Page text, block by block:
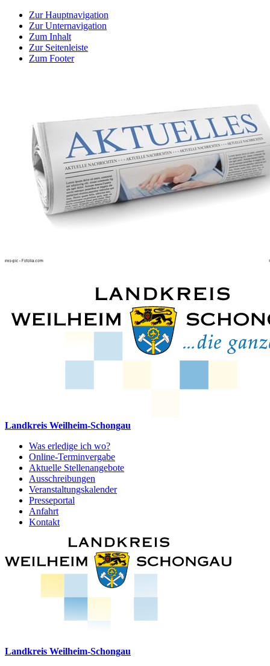
Zur Hauptnavigation
Zur Unternavigation
Zum Inhalt
Zur Seitenleiste
Zum Footer
Landkreis Weilheim-Schongau
Was erledige ich wo?
Online-Terminvergabe
Aktuelle Stellenangebote
Ausschreibungen
Veranstaltungskalender
Presseportal
Anfahrt
Kontakt
Landkreis Weilheim-Schongau